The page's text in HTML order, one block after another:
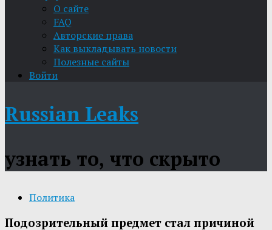
О сайте
FAQ
Авторские права
Как выкладывать новости
Полезные сайты
Войти
Russian Leaks
узнать то, что скрыто
Политика
Подозрительный предмет стал причиной